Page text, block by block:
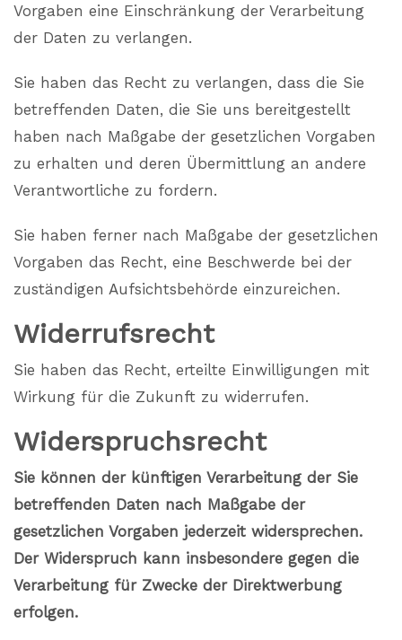
Vorgaben eine Einschränkung der Verarbeitung
der Daten zu verlangen.
Sie haben das Recht zu verlangen, dass die Sie
betreffenden Daten, die Sie uns bereitgestellt
haben nach Maßgabe der gesetzlichen Vorgaben
zu erhalten und deren Übermittlung an andere
Verantwortliche zu fordern.
Sie haben ferner nach Maßgabe der gesetzlichen
Vorgaben das Recht, eine Beschwerde bei der
zuständigen Aufsichtsbehörde einzureichen.
Widerrufsrecht
Sie haben das Recht, erteilte Einwilligungen mit
Wirkung für die Zukunft zu widerrufen.
Widerspruchsrecht
Sie können der künftigen Verarbeitung der Sie
betreffenden Daten nach Maßgabe der
gesetzlichen Vorgaben jederzeit widersprechen.
Der Widerspruch kann insbesondere gegen die
Verarbeitung für Zwecke der Direktwerbung
erfolgen.